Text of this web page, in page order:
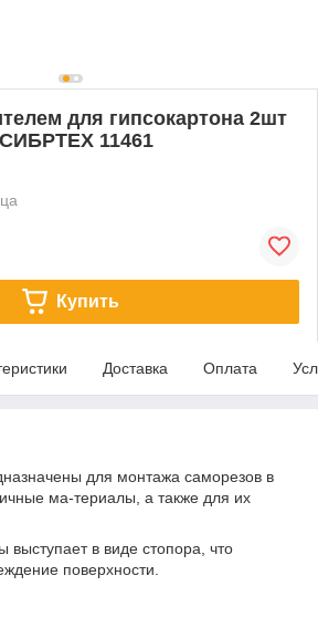
для гипсокартона 2шт
11461
Купить
Доставка Оплата
для монтажа саморезов в
ма-териалы, а также для их
выступает в виде стопора, что
поверхности.